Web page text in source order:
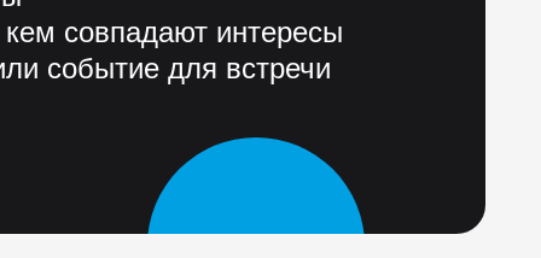
совпадают интересы
событие для встречи